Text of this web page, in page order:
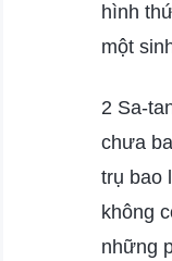
hình
một
2 Sa-
chưa
trụ bao
không
những